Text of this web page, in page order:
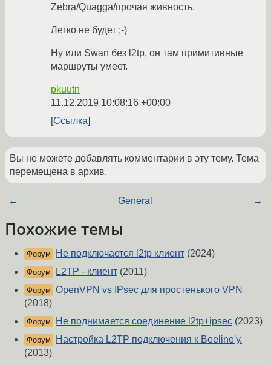
Zebra/Quagga/прочая живность.
Легко не будет ;-)
Ну или Swan без l2tp, он там примитивные
маршруты умеет.
pkuutn
11.12.2019 10:08:16 +00:00
Ссылка
Вы не можете добавлять комментарии в эту тему. Тема
перемещена в архив.
← General →
Похожие темы
Форум Не подключается l2tp клиент (2024)
Форум L2TP - клиент (2011)
Форум OpenVPN vs IPsec для простенького VPN
(2018)
Форум Не поднимается соединение l2tp+ipsec (2023)
Форум
Настройка L2TP подключения к Beeline'у.
(2013)